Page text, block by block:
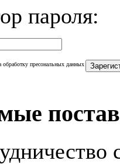
пароля:
обработку пресональных данных